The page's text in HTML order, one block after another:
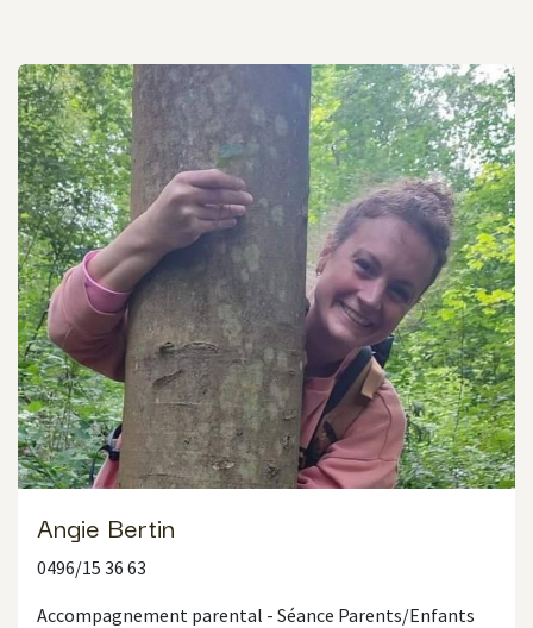
Angie Bertin
0496/15 36 63
Accompagnement parental - Séance Parents/Enfants